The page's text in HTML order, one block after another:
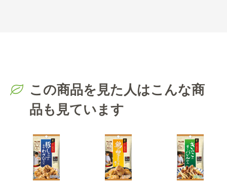
この商品を見た人はこんな商
品も見ています